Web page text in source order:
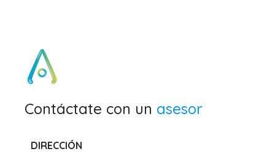
Contáctate con un asesor
DIRECCIÓN